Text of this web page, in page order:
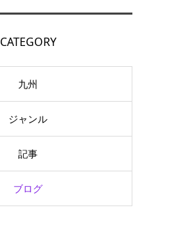
CATEGORY
九州
ジャンル
記事
ブログ